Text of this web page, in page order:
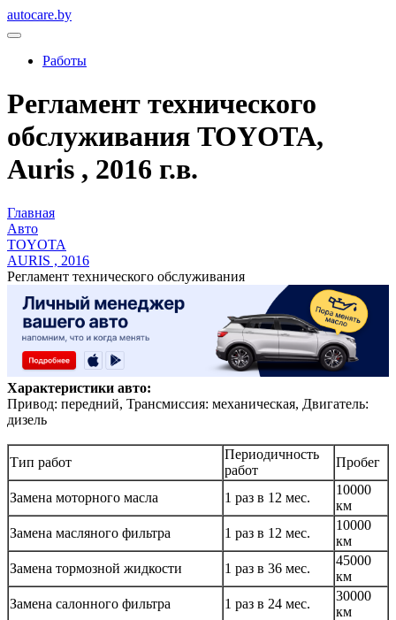
autocare.by
Работы
Регламент технического
обслуживания TOYOTA,
Auris , 2016 г.в.
Главная
Авто
TOYOTA
AURIS , 2016
Регламент технического обслуживания
Характеристики авто:
Привод: передний, Трансмиссия: механическая, Двигатель:
дизель
Тип работ
Периодичность
работ
Пробег
Замена моторного масла 1 раз в 12 мес.
10000
км
Замена масляного фильтра
1 раз в 12 мес.
10000
км
Замена тормозной жидкости
1 раз в 36 мес.
45000
км
Замена салонного фильтра
1 раз в 24 мес.
30000
км